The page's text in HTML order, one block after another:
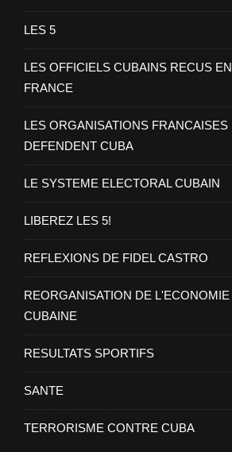
LES 5
LES OFFICIELS CUBAINS RECUS EN
FRANCE
LES ORGANISATIONS FRANCAISES
DEFENDENT CUBA
LE SYSTEME ELECTORAL CUBAIN
LIBEREZ LES 5!
REFLEXIONS DE FIDEL CASTRO
REORGANISATION DE L'ECONOMIE
CUBAINE
RESULTATS SPORTIFS
SANTE
TERRORISME CONTRE CUBA